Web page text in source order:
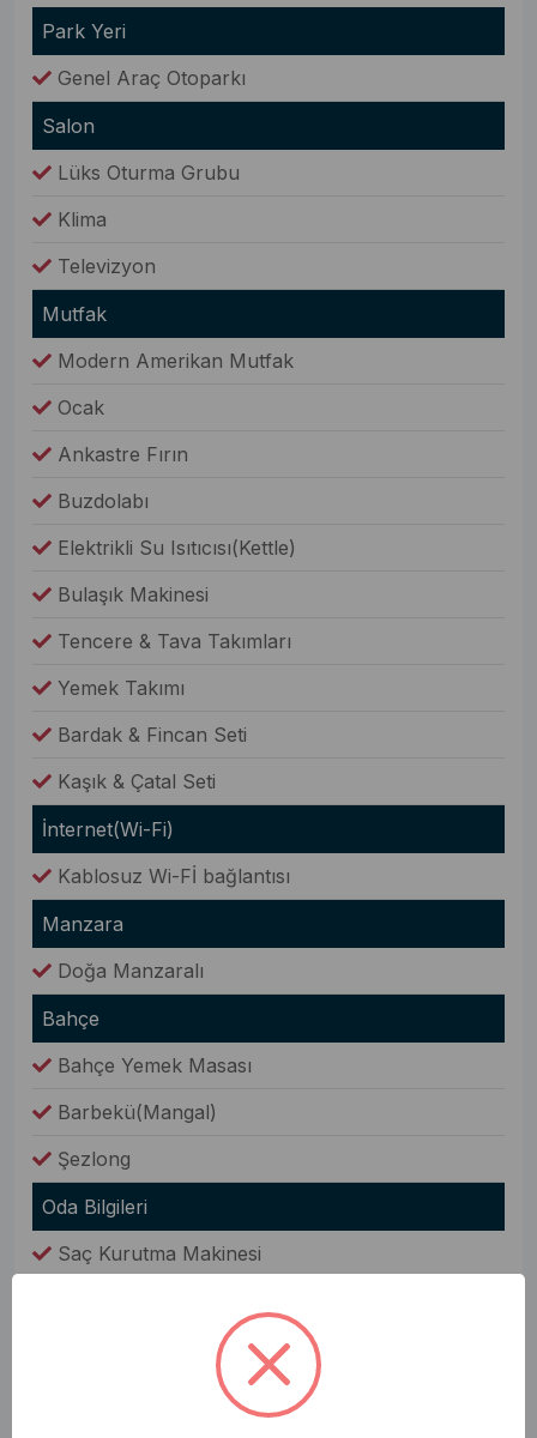
Park Yeri
Genel Araç Otoparkı
Salon
Lüks Oturma Grubu
Klima
Televizyon
Mutfak
Modern Amerikan Mutfak
Ocak
Ankastre Fırın
Buzdolabı
Elektrikli Su Isıtıcısı(Kettle)
Bulaşık Makinesi
Tencere & Tava Takımları
Yemek Takımı
Bardak & Fincan Seti
Kaşık & Çatal Seti
İnternet(Wi-Fi)
Kablosuz Wi-Fİ bağlantısı
Manzara
Doğa Manzaralı
Bahçe
Bahçe Yemek Masası
Barbekü(Mangal)
Şezlong
Oda Bilgileri
Saç Kurutma Makinesi